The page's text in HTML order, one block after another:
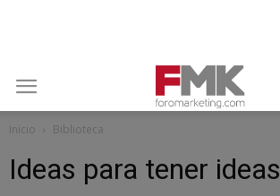
Inicio Biblioteca
Ideas para tener ideas